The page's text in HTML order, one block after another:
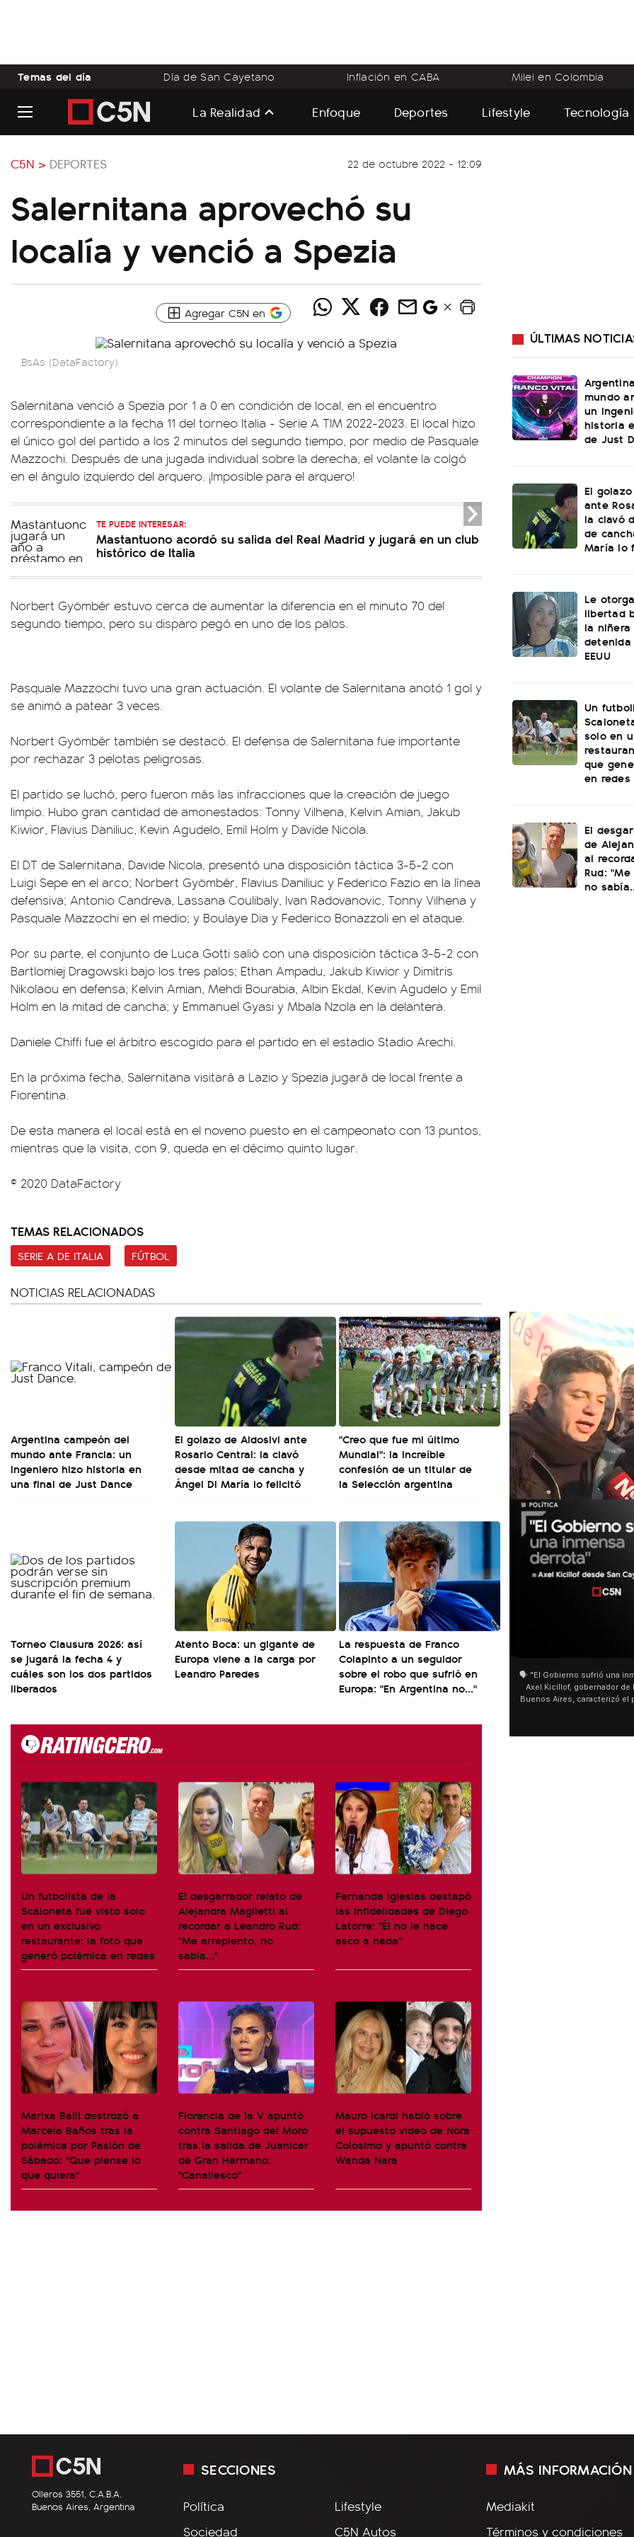
Temas del día Día de San Cayetano Inflación en CABA Milei en Colombia
La Realidad Enfoque Deportes Lifestyle Tecnología
C5N > DEPORTES 22 de octubre 2022 - 12:09
Salernitana aprovechó su
localía y venció a Spezia
Agregar C5N en
BsAs (DataFactory)
Salernitana venció a Spezia por 1 a 0 en condición de local, en el encuentro
correspondiente a la fecha 11 del torneo Italia - Serie A TIM 2022-2023. El local hizo
el único gol del partido a los 2 minutos del segundo tiempo, por medio de Pasquale
Mazzochi. Después de una jugada individual sobre la derecha, el volante la colgó
en el ángulo izquierdo del arquero. ¡Imposible para el arquero!
TE PUEDE INTERESAR:
Mastantuono acordó su salida del Real Madrid y jugará en un club
histórico de Italia
Norbert Gyömbér estuvo cerca de aumentar la diferencia en el minuto 70 del
segundo tiempo, pero su disparo pegó en uno de los palos.
Pasquale Mazzochi tuvo una gran actuación. El volante de Salernitana anotó 1 gol y
se animó a patear 3 veces.
Norbert Gyömbér también se destacó. El defensa de Salernitana fue importante
por rechazar 3 pelotas peligrosas.
El partido se luchó, pero fueron más las infracciones que la creación de juego
limpio. Hubo gran cantidad de amonestados: Tonny Vilhena, Kelvin Amian, Jakub
Kiwior, Flavius Daniliuc, Kevin Agudelo, Emil Holm y Davide Nicola.
El DT de Salernitana, Davide Nicola, presentó una disposición táctica 3-5-2 con
Luigi Sepe en el arco; Norbert Gyömbér, Flavius Daniliuc y Federico Fazio en la línea
defensiva; Antonio Candreva, Lassana Coulibaly, Ivan Radovanovic, Tonny Vilhena y
Pasquale Mazzochi en el medio; y Boulaye Dia y Federico Bonazzoli en el ataque.
Por su parte, el conjunto de Luca Gotti salió con una disposición táctica 3-5-2 con
Bartlomiej Dragowski bajo los tres palos; Ethan Ampadu, Jakub Kiwior y Dimitris
Nikolaou en defensa; Kelvin Amian, Mehdi Bourabia, Albin Ekdal, Kevin Agudelo y Emil
Holm en la mitad de cancha; y Emmanuel Gyasi y Mbala Nzola en la delantera.
Daniele Chiffi fue el árbitro escogido para el partido en el estadio Stadio Arechi.
En la próxima fecha, Salernitana visitará a Lazio y Spezia jugará de local frente a
Fiorentina.
De esta manera el local está en el noveno puesto en el campeonato con 13 puntos,
mientras que la visita, con 9, queda en el décimo quinto lugar.
© 2020 DataFactory
TEMAS RELACIONADOS
SERIE A DE ITALIA FÚTBOL
NOTICIAS RELACIONADAS
Argentina campeón del
mundo ante Francia: un
ingeniero hizo historia en
una final de Just Dance
El golazo de Aldosivi ante
Rosario Central: la clavó
desde mitad de cancha y
Ángel Di María lo felicitó
"Creo que fue mi último
Mundial": la increíble
confesión de un titular de
la Selección argentina
Torneo Clausura 2026: así
se jugará la fecha 4 y
cuáles son los dos partidos
liberados
Atento Boca: un gigante de
Europa viene a la carga por
Leandro Paredes
La respuesta de Franco
Colapinto a un seguidor
sobre el robo que sufrió en
Europa: "En Argentina no..."
Un futbolista de la
Scaloneta fue visto solo
en un exclusivo
restaurante: la foto que
generó polémica en redes
El desgarrador relato de
Alejandra Maglietti al
recordar a Leandro Rud:
"Me arrepiento, no
sabía..."
Fernanda Iglesias destapó
las infidelidades de Diego
Latorre: "Él no le hace
asco a nada"
Marixa Balli destrozó a
Marcela Baños tras la
polémica por Pasión de
Sábado: "Que piense lo
que quiera"
Florencia de la V apuntó
contra Santiago del Moro
tras la salida de Juanicar
de Gran Hermano:
"Canallesco"
Mauro Icardi habló sobre
el supuesto video de Nora
Colosimo y apuntó contra
Wanda Nara
ÚLTIMAS
mundo
un
historia
de Just
El
ante
la clavó
de
María lo
Le
libertad
la
detenida
EEUU
Un
solo en
que
en redes
El
de
al
Rud:
no
🗣️ "El Gobierno sufrió una inmensa derrota" 🎙️
Axel Kicillof, gobernador de la Provincia de
Buenos Aires, caracterizó el proyecto de Ley
como "una lista sábana con temas nefastos"
y destacó "la movilización popular". 📌 La
Cayetano, donde también advirtió que "la
Olleros 3551, C.A.B.A.
Buenos Aires, Argentina
SECCIONES
Política
Sociedad
Lifestyle
C5N Autos
MÁS INFORMACIÓN
Mediakit
Términos y condiciones